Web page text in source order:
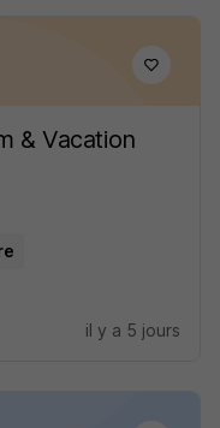
& Vacation
il y a 5 jours